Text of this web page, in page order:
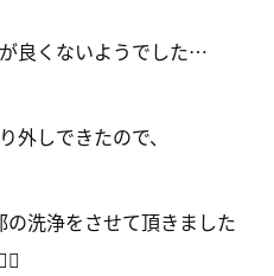
良くないようでした…
外しできたので、
洗浄をさせて頂きました